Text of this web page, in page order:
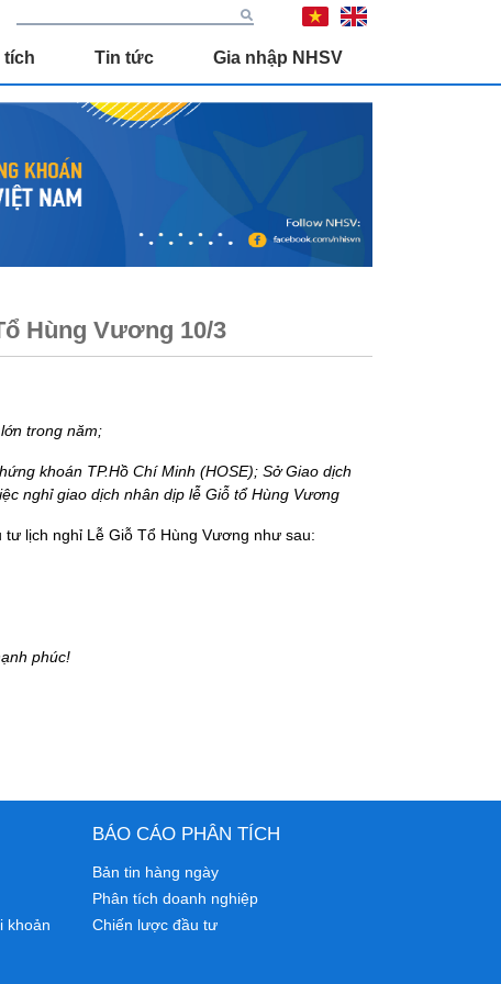
tích Tin tức Gia nhập NHSV
Hùng Vương 10/3
trong năm;
khoán TP.Hồ Chí Minh (HOSE); Sở Giao dịch
nghỉ giao dịch nhân dịp lễ Giỗ tổ Hùng Vương
lịch nghỉ Lễ Giỗ Tổ Hùng Vương như sau:
phúc!
khoản
BÁO CÁO PHÂN TÍCH
Bản tin hàng ngày
Phân tích doanh nghiệp
Chiến lược đầu tư